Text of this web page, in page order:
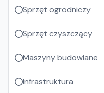
Sprzęt ogrodniczy
Sprzęt czyszczący
Maszyny budowlane
Infrastruktura